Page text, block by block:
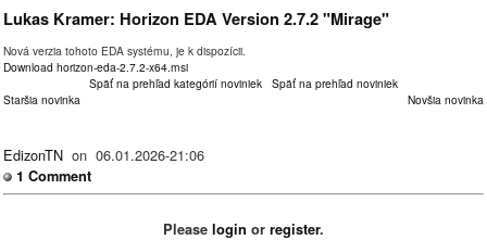
Lukas Kramer: Horizon EDA Version 2.7.2 "Mirage"
Nová verzia tohoto EDA systému, je k dispozícii.
Download horizon-eda-2.7.2-x64.msi
Späť na prehľad kategórií noviniek Späť na prehľad noviniek
Staršia novinka
Novšia novinka
EdizonTN on 06.01.2026-21:06
1 Comment
Please login or register.